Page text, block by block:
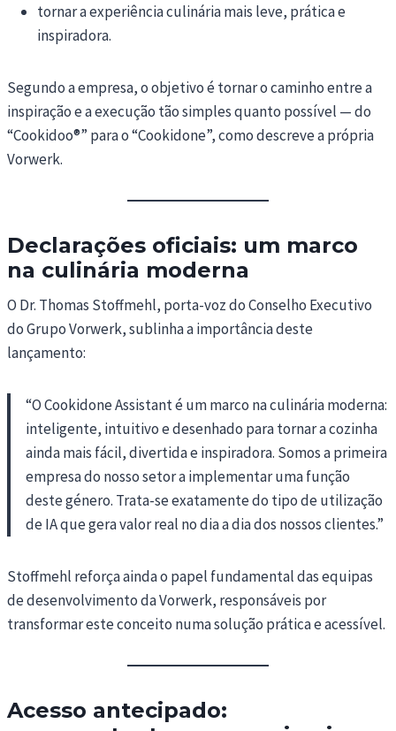
tornar a experiência culinária mais leve, prática e
inspiradora.
Segundo a empresa, o objetivo é tornar o caminho entre a
inspiração e a execução tão simples quanto possível — do
“Cookidoo®” para o “Cookidone”, como descreve a própria
Vorwerk.
Declarações oficiais: um marco
na culinária moderna
O Dr. Thomas Stoffmehl, porta-voz do Conselho Executivo
do Grupo Vorwerk, sublinha a importância deste
lançamento:
“O Cookidone Assistant é um marco na culinária moderna:
inteligente, intuitivo e desenhado para tornar a cozinha
ainda mais fácil, divertida e inspiradora. Somos a primeira
empresa do nosso setor a implementar uma função
deste género. Trata-se exatamente do tipo de utilização
de IA que gera valor real no dia a dia dos nossos clientes.”
Stoffmehl reforça ainda o papel fundamental das equipas
de desenvolvimento da Vorwerk, responsáveis por
transformar este conceito numa solução prática e acessível.
Acesso antecipado: